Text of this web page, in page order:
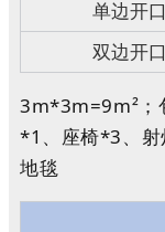
单边开口
双边开口
3m*3m=9m²；
*1、座椅*3、射
地毯